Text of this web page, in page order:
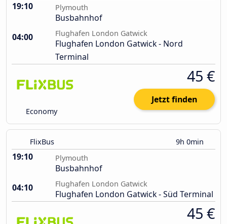
19:10 Plymouth
Busbahnhof
04:00
Flughafen London Gatwick
Flughafen London Gatwick - Nord
Terminal
Economy
45 €
Jetzt finden
FlixBus 9h 0min
19:10 Plymouth
Busbahnhof
04:10
Flughafen London Gatwick
Flughafen London Gatwick - Süd Terminal
45 €